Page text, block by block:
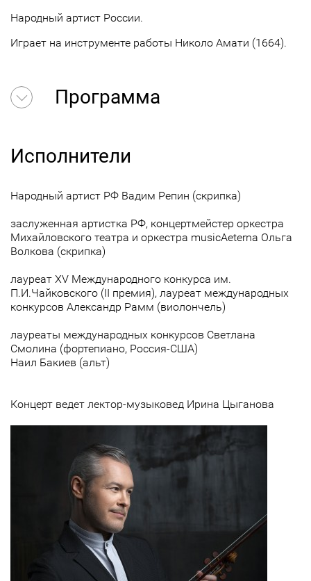
Народный артист России.
Играет на инструменте работы Николо Амати (1664).
Программа
Исполнители
Народный артист РФ Вадим Репин (скрипка)
заслуженная артистка РФ, концертмейстер оркестра
Михайловского театра и оркестра musicAeterna Ольга
Волкова (скрипка)
лауреат XV Международного конкурса им.
П.И.Чайковского (II премия), лауреат международных
конкурсов Александр Рамм (виолончель)
лауреаты международных конкурсов Светлана
Смолина (фортепиано, Россия-США)
Наил Бакиев (альт)
Концерт ведет лектор-музыковед Ирина Цыганова